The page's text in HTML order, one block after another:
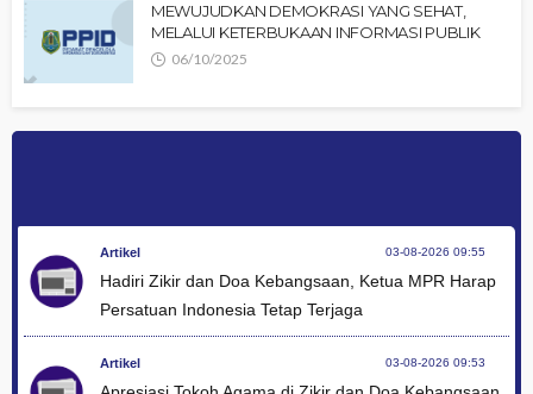
MEWUJUDKAN DEMOKRASI YANG SEHAT,
MELALUI KETERBUKAAN INFORMASI PUBLIK
06/10/2025
Artikel 03-08-2026 09:55
Hadiri Zikir dan Doa Kebangsaan, Ketua MPR Harap
Persatuan Indonesia Tetap Terjaga
Artikel 03-08-2026 09:53